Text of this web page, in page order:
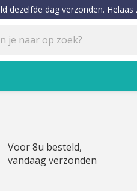
dezelfde dag verzonden.
Voor 8u besteld,
vandaag verzonden